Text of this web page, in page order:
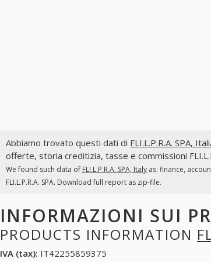
Abbiamo trovato questi dati di FLI.L.P.R.A. SPA,
offerte, storia creditizia, tasse e commissioni
We found such data of FLI.L.P.R.A. SPA, Italyas: finance,
FLI.L.P.R.A. SPA. Download full report as zip-file.
INFORMAZIONI SUI
PRODUCTS INFORMATION
IVA (tax): IT42255859375